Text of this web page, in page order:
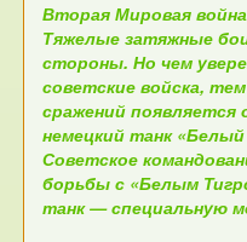
Вторая Мировая
Тяжелые затяжные
стороны. Но чем
советские войска,
сражений
немецкий танк «Белый
Советское
борьбы с «Белым
танк — специальную